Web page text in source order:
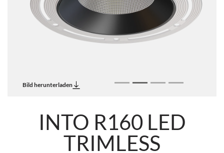
Bild herunterladen
INTO R160 LED
TRIMLESS